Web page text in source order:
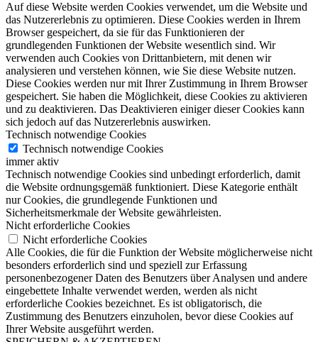
Auf diese Website werden Cookies verwendet, um die Website und
das Nutzererlebnis zu optimieren. Diese Cookies werden in Ihrem
Browser gespeichert, da sie für das Funktionieren der
grundlegenden Funktionen der Website wesentlich sind. Wir
verwenden auch Cookies von Drittanbietern, mit denen wir
analysieren und verstehen können, wie Sie diese Website nutzen.
Diese Cookies werden nur mit Ihrer Zustimmung in Ihrem Browser
gespeichert. Sie haben die Möglichkeit, diese Cookies zu aktivieren
und zu deaktivieren. Das Deaktivieren einiger dieser Cookies kann
sich jedoch auf das Nutzererlebnis auswirken.
Technisch notwendige Cookies
Technisch notwendige Cookies
immer aktiv
Technisch notwendige Cookies sind unbedingt erforderlich, damit
die Website ordnungsgemäß funktioniert. Diese Kategorie enthält
nur Cookies, die grundlegende Funktionen und
Sicherheitsmerkmale der Website gewährleisten.
Nicht erforderliche Cookies
Nicht erforderliche Cookies
Alle Cookies, die für die Funktion der Website möglicherweise nicht
besonders erforderlich sind und speziell zur Erfassung
personenbezogener Daten des Benutzers über Analysen und andere
eingebettete Inhalte verwendet werden, werden als nicht
erforderliche Cookies bezeichnet. Es ist obligatorisch, die
Zustimmung des Benutzers einzuholen, bevor diese Cookies auf
Ihrer Website ausgeführt werden.